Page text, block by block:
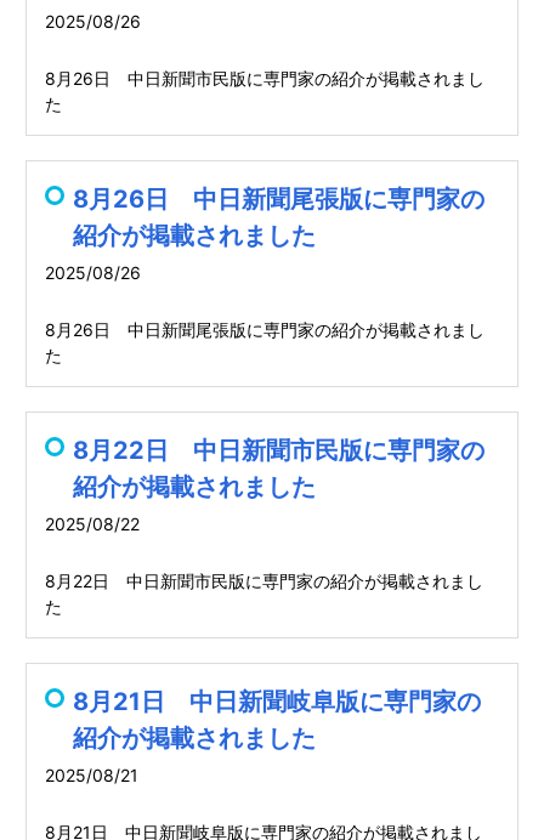
2025/08/26
8月26日 中日新聞市民版に専門家の紹介が掲載されまし
た
8月26日 中日新聞尾張版に専門家の
紹介が掲載されました
2025/08/26
8月26日 中日新聞尾張版に専門家の紹介が掲載されまし
た
8月22日 中日新聞市民版に専門家の
紹介が掲載されました
2025/08/22
8月22日 中日新聞市民版に専門家の紹介が掲載されまし
た
8月21日 中日新聞岐阜版に専門家の
紹介が掲載されました
2025/08/21
8月21日 中日新聞岐阜版に専門家の紹介が掲載されまし